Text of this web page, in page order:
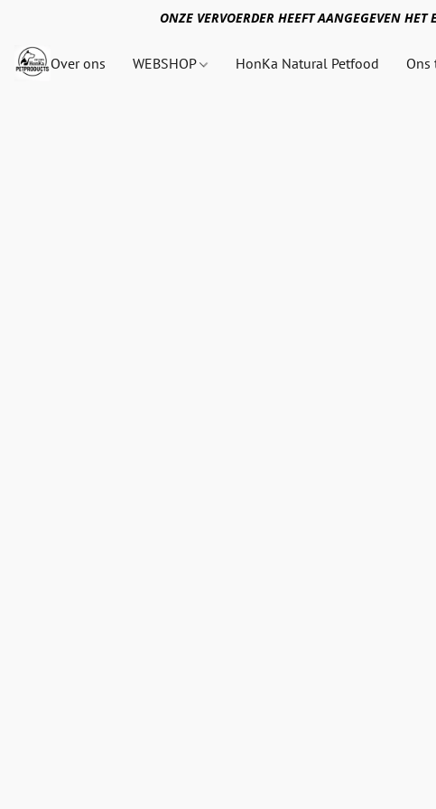
ONZE VERVOERDER HEEFT AANGEGEVEN
Over ons WEBSHOP HonKa Natural Petfood Ons